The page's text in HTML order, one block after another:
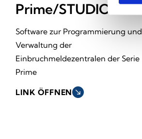
Prime/STUDIO
Software zur Programmierung und
Verwaltung der
Einbruchmeldezentralen der Serie
Prime
LINK ÖFFNEN south_east